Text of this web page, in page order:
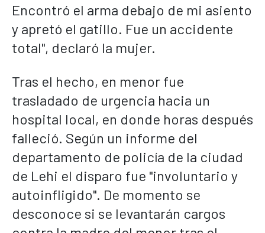
Encontró el arma debajo de mi asiento
y apretó el gatillo. Fue un accidente
total", declaró la mujer.
Tras el hecho, en menor fue
trasladado de urgencia hacia un
hospital local, en donde horas después
falleció. Según un informe del
departamento de policía de la ciudad
de Lehi el disparo fue "involuntario y
autoinfligido". De momento se
desconoce si se levantarán cargos